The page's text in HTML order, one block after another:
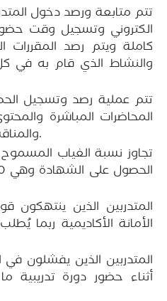
تتم متابعة ورصد دخول
الكتروني وتسجيل وقت
كاملة ويتم رصد المقررات
والنشاط الذي قام به في
تتم عملية رصد وتسجيل
المحاضرات المباشرة
والمناقشات في منتديات الحوار.
تجاوز نسبة الغياب
المتدربين الذين ينتهكون
الأمانة الأكاديمية ربما
المتدربين الذين يفشلون في
أثناء حضور دورة تدريبية